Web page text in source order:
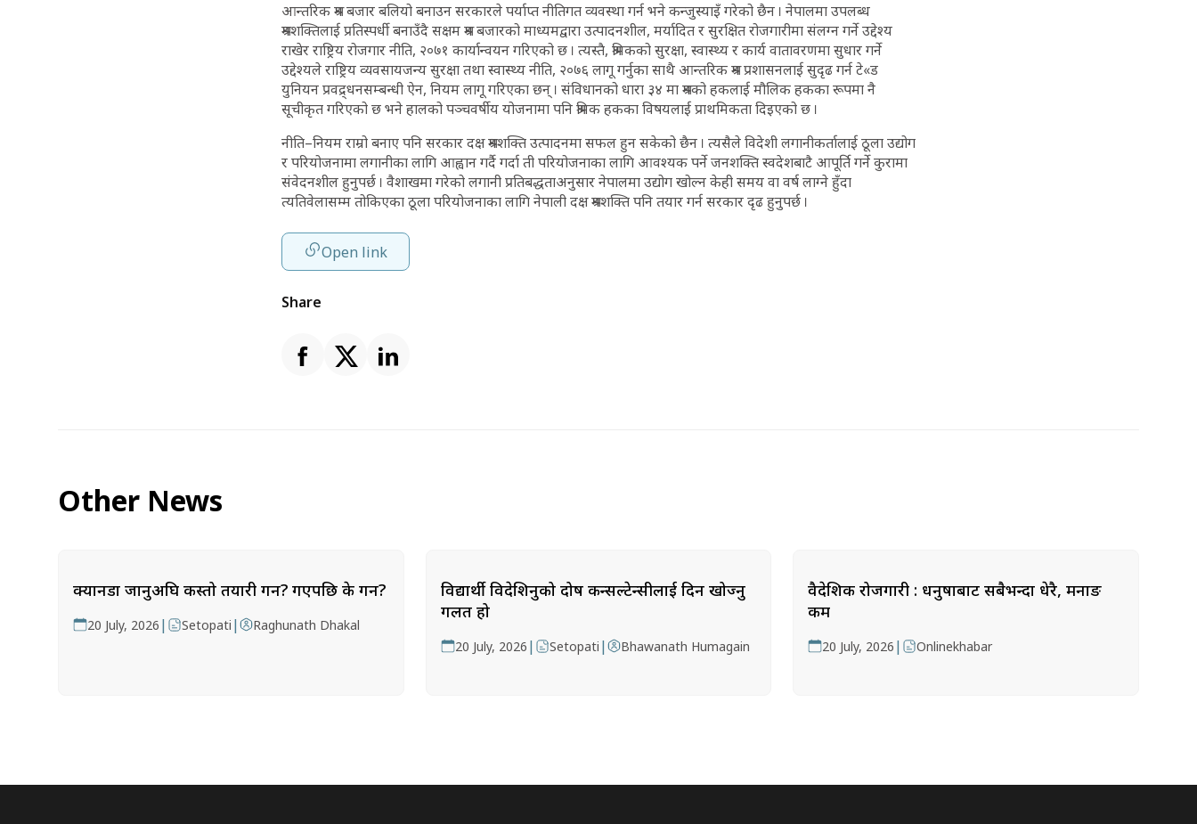
आन्तरिक श्रम बजार बलियो बनाउन सरकारले पर्याप्त नीतिगत व्यवस्था गर्न भने कन्जुस्याइँ गरेको छैन । नेपालमा उपलब्ध
श्रमशक्तिलाई प्रतिस्पर्धी बनाउँदै सक्षम श्रम बजारको माध्यमद्वारा उत्पादनशील, मर्यादित र सुरक्षित रोजगारीमा संलग्न गर्ने उद्देश्य
राखेर राष्ट्रिय रोजगार नीति, २०७१ कार्यान्वयन गरिएको छ । त्यस्तै, श्रमिकको सुरक्षा, स्वास्थ्य र कार्य वातावरणमा सुधार गर्ने
उद्देश्यले राष्ट्रिय व्यवसायजन्य सुरक्षा तथा स्वास्थ्य नीति, २०७६ लागू गर्नुका साथै आन्तरिक श्रम प्रशासनलाई सुदृढ गर्न टे«ड
युनियन प्रवद्र्धनसम्बन्धी ऐन, नियम लागू गरिएका छन् । संविधानको धारा ३४ मा श्रमको हकलाई मौलिक हकका रूपमा नै
सूचीकृत गरिएको छ भने हालको पञ्चवर्षीय योजनामा पनि श्रमिक हकका विषयलाई प्राथमिकता दिइएको छ ।
नीति–नियम राम्रो बनाए पनि सरकार दक्ष श्रमशक्ति उत्पादनमा सफल हुन सकेको छैन । त्यसैले विदेशी लगानीकर्तालाई ठूला उद्योग
र परियोजनामा लगानीका लागि आह्वान गर्दै गर्दा ती परियोजनाका लागि आवश्यक पर्ने जनशक्ति स्वदेशबाटै आपूर्ति गर्ने कुरामा
संवेदनशील हुनुपर्छ । वैशाखमा गरेको लगानी प्रतिबद्धताअनुसार नेपालमा उद्योग खोल्न केही समय वा वर्ष लाग्ने हुँदा
त्यतिवेलासम्म तोकिएका ठूला परियोजनाका लागि नेपाली दक्ष श्रमशक्ति पनि तयार गर्न सरकार दृढ हुनुपर्छ ।
Open link
Share
Other News
क्यानडा जानुअघि कस्तो तयारी गर्ने? गएपछि के गर्ने?
20 July, 2026 | Setopati | Raghunath Dhakal
विद्यार्थी विदेशिनुको दोष कन्सल्टेन्सीलाई दिन खोज्नु
गलत हो
20 July, 2026 | Setopati | Bhawanath Humagain
वैदेशिक रोजगारी : धनुषाबाट सबैभन्दा धेरै, मनाङ
कम
20 July, 2026 | Onlinekhabar